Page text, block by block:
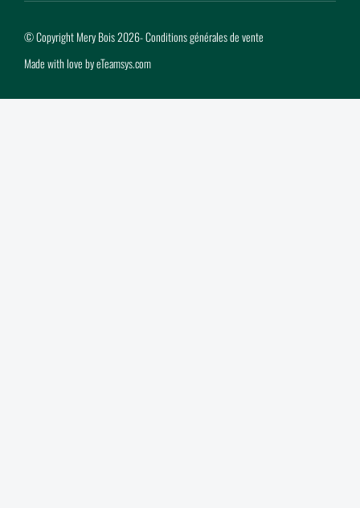
© Copyright Mery Bois 2026-Conditions générales de vente
Made with love byeTeamsys.com